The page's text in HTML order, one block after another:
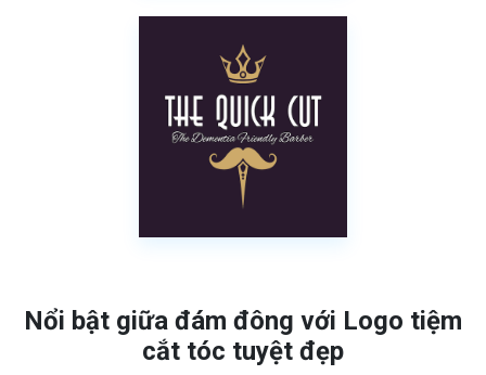
Nổi bật giữa đám đông với Logo tiệm
cắt tóc tuyệt đẹp